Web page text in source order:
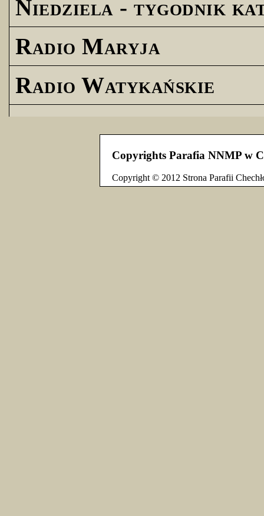
Niedziela - tygodnik
Radio Maryja
Radio Watykańskie
Copyrights Parafia NNMP w
Copyright © 2012 Strona Parafii